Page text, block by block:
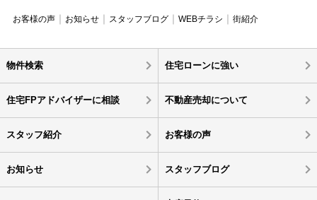
お客様の声 お知らせ スタッフブログ WEBチラシ 街紹介
物件検索 住宅ローンに強い
住宅FPアドバイザーに相談 不動産売却について
スタッフ紹介 お客様の声
お知らせ スタッフブログ